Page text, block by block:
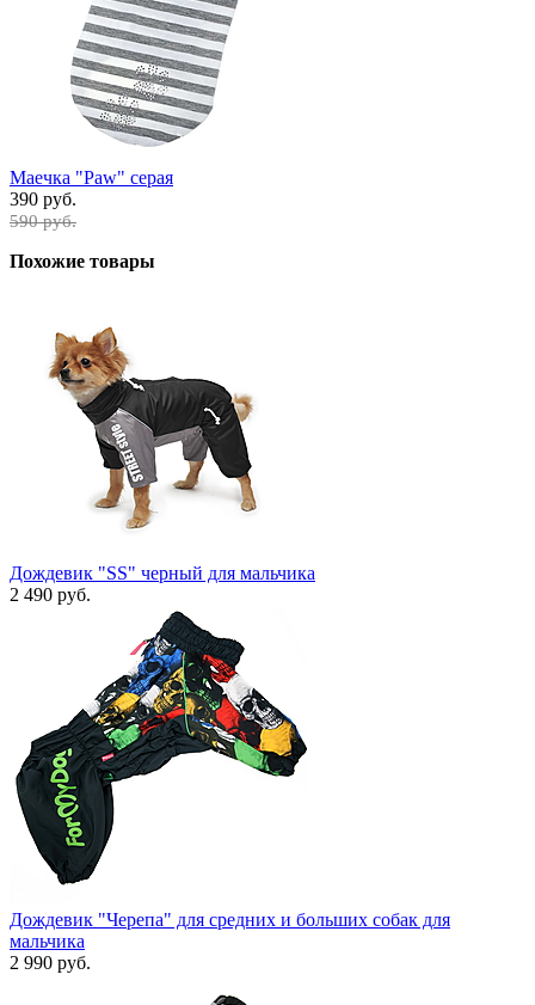
Маечка "Paw" серая
390 руб.
590 руб.
Похожие товары
Дождевик "SS" черный для мальчика
2 490 руб.
Дождевик "Черепа" для средних и больших собак для
мальчика
2 990 руб.